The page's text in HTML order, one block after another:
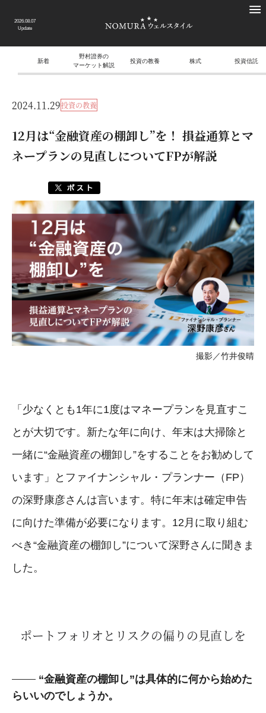
2026.08.07
Update
新着
野村證券の
マーケット解説
投資の教養 株式 投資信託
2024.11.29投資の教養
12月は“金融資産の棚卸し”を！ 損益通算とマ
ネープランの見直しについてFPが解説
撮影／竹井俊晴
「少なくとも1年に1度はマネープランを見直すこ
とが大切です。新たな年に向け、年末は大掃除と
一緒に“金融資産の棚卸し”をすることをお勧めして
います」とファイナンシャル・プランナー（FP）
の深野康彦さんは言います。特に年末は確定申告
に向けた準備が必要になります。12月に取り組む
べき“金融資産の棚卸し”について深野さんに聞きま
した。
ポートフォリオとリスクの偏りの見直しを
“金融資産の棚卸し”は具体的に何から始めた
らいいのでしょうか。